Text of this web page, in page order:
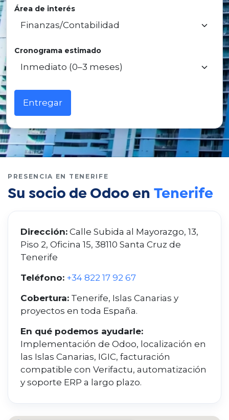
Área de interés
Cronograma estimado
Entregar
PRESENCIA EN TENERIFE
Su socio de Odoo en Tenerife
Dirección: Calle Subida al Mayorazgo, 13,
Piso 2, Oficina 15, 38110 Santa Cruz de
Tenerife
Teléfono: +34 822 17 92 67
Cobertura: Tenerife, Islas Canarias y
proyectos en toda España.
En qué podemos ayudarle:
Implementación de Odoo, localización en
las Islas Canarias, IGIC, facturación
compatible con Verifactu, automatización
y soporte ERP a largo plazo.